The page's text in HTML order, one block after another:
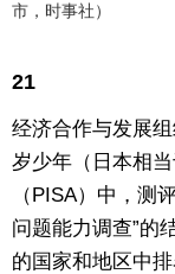
市，时事社）
21
经济合作与发展
岁少年（日本相
（PISA）中，测
问题能力调查”的
的国家和地区中